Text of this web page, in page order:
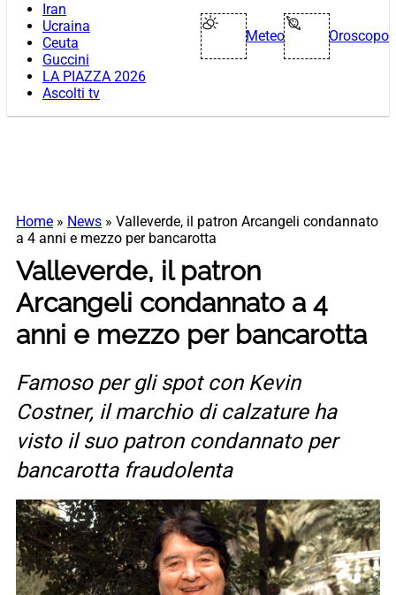
Iran
Ucraina
Ceuta
Guccini
LA PIAZZA 2026
Ascolti tv
Meteo Oroscopo
Home » News » Valleverde, il patron Arcangeli condannato
a 4 anni e mezzo per bancarotta
Valleverde, il patron
Arcangeli condannato a 4
anni e mezzo per bancarotta
Famoso per gli spot con Kevin
Costner, il marchio di calzature ha
visto il suo patron condannato per
bancarotta fraudolenta